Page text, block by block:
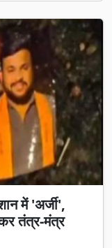
में 'अर्जी',
तंत्र-मंत्र